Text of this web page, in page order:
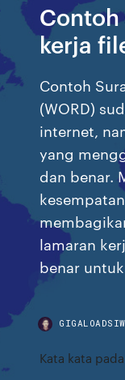
kerja
Contoh
(WORD)
internet,
yang
dan benar.
lamaran
benar
Kata kata